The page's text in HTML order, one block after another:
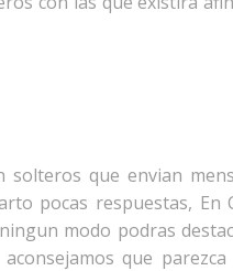
que envian
pocas respuestas, En
modo podras
que parezca